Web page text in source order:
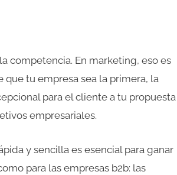
competencia. En marketing, eso es
que tu empresa sea la primera, la
para el cliente a tu propuesta
empresariales.
y sencilla es esencial para ganar
para las empresas b2b: las